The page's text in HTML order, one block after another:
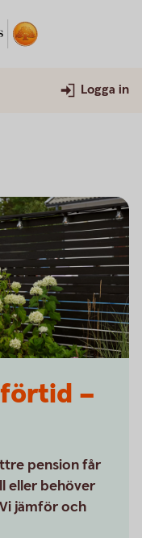
Logga in
–
pension får
eller behöver
jämför och